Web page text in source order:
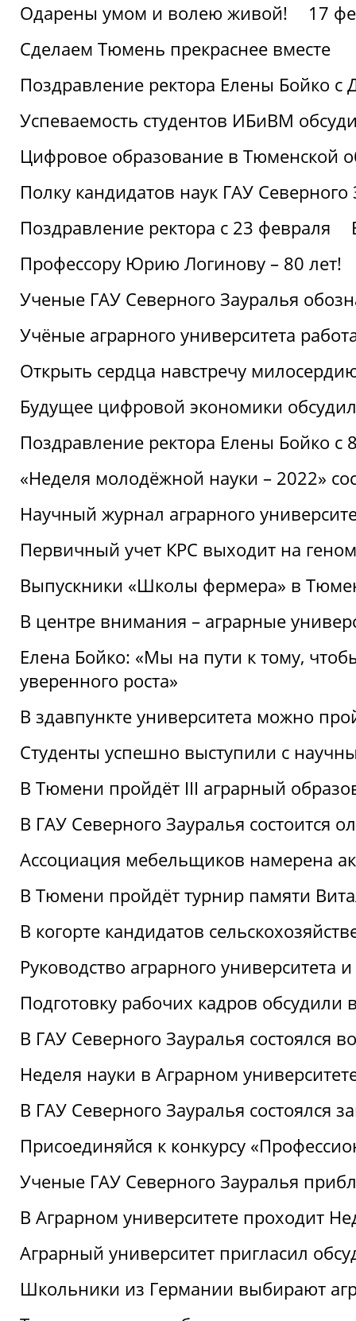
Одарены умом и волею живой!
17
Сделаем Тюмень прекраснее вместе
Поздравление ректора Елены Бойко с
Успеваемость студентов ИБиВМ
Цифровое образование в Тюменской
Полку кандидатов наук ГАУ
Поздравление ректора с 23 февраля
Профессору Юрию Логинову – 80 лет!
Ученые ГАУ Северного Зауралья
Учёные аграрного университета
Открыть сердца навстречу
Будущее цифровой экономики
Поздравление ректора Елены Бойко с
«Неделя молодёжной науки – 2022»
Научный журнал аграрного
Первичный учет КРС выходит на
Выпускники «Школы фермера» в
В центре внимания – аграрные
Елена Бойко: «Мы на пути к тому,
уверенного роста»
В здавпункте университета можно
Студенты успешно выступили с
В Тюмени пройдёт III аграрный
В ГАУ Северного Зауралья состоится
Ассоциация мебельщиков намерена
В Тюмени пройдёт турнир памяти
В когорте кандидатов
Руководство аграрного
Подготовку рабочих кадров
В ГАУ Северного Зауралья состоялся
Неделя науки в Аграрном
В ГАУ Северного Зауралья
Присоединяйся к конкурсу
Ученые ГАУ Северного Зауралья
В Аграрном университете проходит
Аграрный университет пригласил
Школьники из Германии выбирают